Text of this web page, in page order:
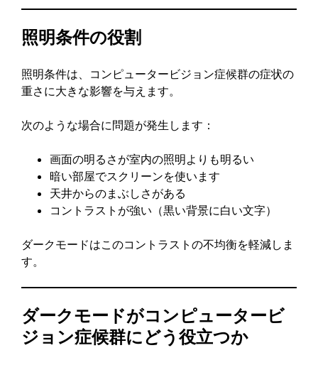
照明条件の役割
照明条件は、コンピュータービジョン症候群の症状の
重さに大きな影響を与えます。
次のような場合に問題が発生します：
画面の明るさが室内の照明よりも明るい
暗い部屋でスクリーンを使います
天井からのまぶしさがある
コントラストが強い（黒い背景に白い文字）
ダークモードはこのコントラストの不均衡を軽減しま
す。
ダークモードがコンピュータービ
ジョン症候群にどう役立つか